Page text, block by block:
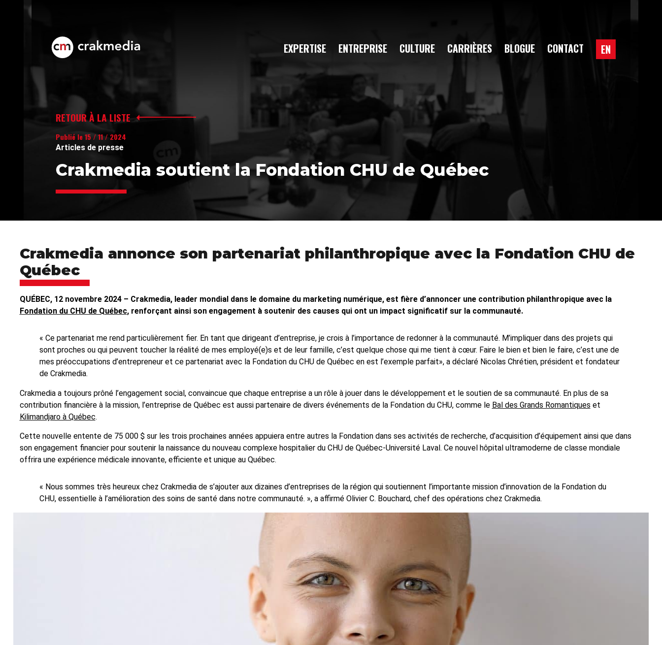
EXPERTISE ENTREPRISE CULTURE CARRIÈRES BLOGUE CONTACT EN
RETOUR À LA LISTE
Publié le 15 / 11 / 2024
Articles de presse
Crakmedia soutient la Fondation CHU de Québec
Crakmedia annonce son partenariat philanthropique avec la Fondation CHU de
Québec
QUÉBEC, 12 novembre 2024 – Crakmedia, leader mondial dans le domaine du marketing numérique, est fière d’annoncer une contribution philanthropique avec la
Fondation du CHU de Québec, renforçant ainsi son engagement à soutenir des causes qui ont un impact significatif sur la communauté.
« Ce partenariat me rend particulièrement fier. En tant que dirigeant d’entreprise, je crois à l’importance de redonner à la communauté. M’impliquer dans des projets qui
sont proches ou qui peuvent toucher la réalité de mes employé(e)s et de leur famille, c’est quelque chose qui me tient à cœur. Faire le bien et bien le faire, c’est une de
mes préoccupations d’entrepreneur et ce partenariat avec la Fondation du CHU de Québec en est l’exemple parfait», a déclaré Nicolas Chrétien, président et fondateur
de Crakmedia.
Crakmedia a toujours prôné l’engagement social, convaincue que chaque entreprise a un rôle à jouer dans le développement et le soutien de sa communauté. En plus de sa
contribution financière à la mission, l’entreprise de Québec est aussi partenaire de divers événements de la Fondation du CHU, comme le Bal des Grands Romantiques et
Kilimandjaro à Québec.
Cette nouvelle entente de 75 000 $ sur les trois prochaines années appuiera entre autres la Fondation dans ses activités de recherche, d’acquisition d’équipement ainsi que dans
son engagement financier pour soutenir la naissance du nouveau complexe hospitalier du CHU de Québec-Université Laval. Ce nouvel hôpital ultramoderne de classe mondiale
offrira une expérience médicale innovante, efficiente et unique au Québec.
« Nous sommes très heureux chez Crakmedia de s’ajouter aux dizaines d’entreprises de la région qui soutiennent l’importante mission d’innovation de la Fondation du
CHU, essentielle à l’amélioration des soins de santé dans notre communauté. », a affirmé Olivier C. Bouchard, chef des opérations chez Crakmedia.